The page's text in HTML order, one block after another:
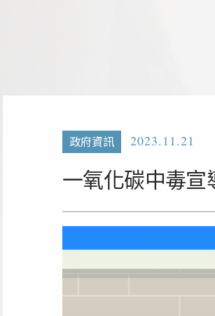
政府資訊 2023.11.21
一氧化碳中毒宣